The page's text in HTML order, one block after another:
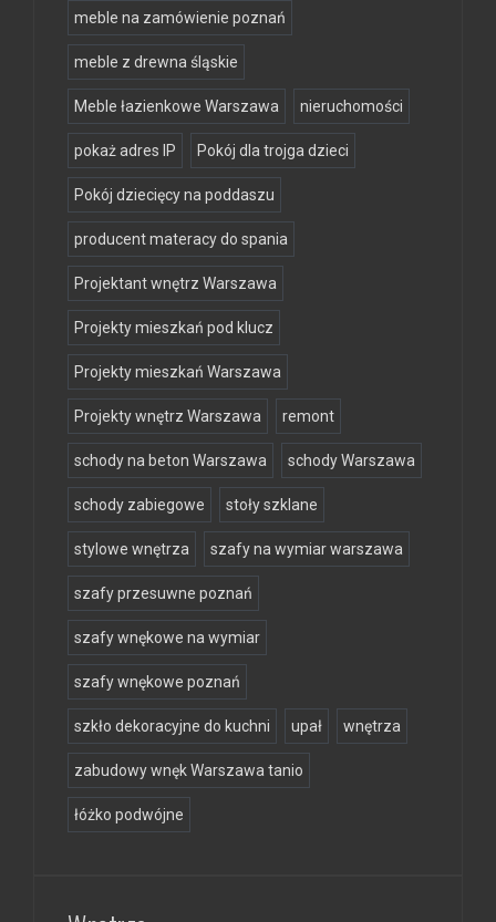
meble na zamówienie poznań
meble z drewna śląskie
Meble łazienkowe Warszawa nieruchomości
pokaż adres IP Pokój dla trojga dzieci
Pokój dziecięcy na poddaszu
producent materacy do spania
Projektant wnętrz Warszawa
Projekty mieszkań pod klucz
Projekty mieszkań Warszawa
Projekty wnętrz Warszawa remont
schody na beton Warszawa schody Warszawa
schody zabiegowe stoły szklane
stylowe wnętrza szafy na wymiar warszawa
szafy przesuwne poznań
szafy wnękowe na wymiar
szafy wnękowe poznań
szkło dekoracyjne do kuchni upał wnętrza
zabudowy wnęk Warszawa tanio
łóżko podwójne